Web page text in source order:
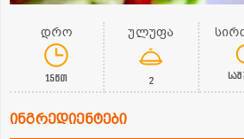
დრო
15წთ
ულუფა
2
ინგრედიენტები